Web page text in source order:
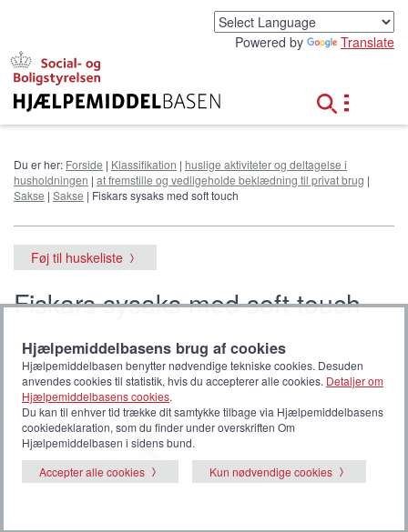
d
Powered by Translate
Du er her: Forside | Klassifikation | huslige aktiviteter og deltagelse i
husholdningen | at fremstille og vedligeholde beklædning til privat brug |
Sakse | Sakse | Fiskars sysaks med soft touch
Føj til huskeliste
Fiskars sysaks med soft touch
Hjælpemiddelbasens brug af cookies
Hjælpemiddelbasen benytter nødvendige tekniske cookies. Desuden
anvendes cookies til statistik, hvis du accepterer alle cookies. Detaljer om
Hjælpemiddelbasens cookies.
Du kan til enhver tid trække dit samtykke tilbage via Hjælpemiddelbasens
cookiedeklaration, som du finder under overskriften Om
Hjælpemiddelbasen i sidens bund.
Accepter alle cookies
Kun nødvendige cookies